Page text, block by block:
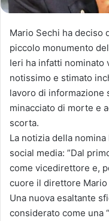
Mario Sechi ha deciso
piccolo monumento
Ieri ha infatti nominato
notissimo e stimato
lavoro di informazione
minacciato di morte e
scorta.
La notizia della
social media: ‎”Dal
come vicedirettore e,
cuore il direttore Mario
Una nuova esaltante
considerato come una